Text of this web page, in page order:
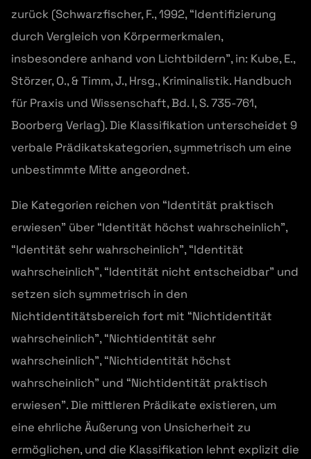
zurück (Schwarzfischer, F., 1992, “Identifizierung
durch Vergleich von Körpermerkmalen,
insbesondere anhand von Lichtbildern”, in: Kube, E.,
Störzer, O., & Timm, J., Hrsg., Kriminalistik. Handbuch
für Praxis und Wissenschaft, Bd. I, S. 735-761,
Boorberg Verlag). Die Klassifikation unterscheidet 9
verbale Prädikatskategorien, symmetrisch um eine
unbestimmte Mitte angeordnet.
Die Kategorien reichen von “Identität praktisch
erwiesen” über “Identität höchst wahrscheinlich”,
“Identität sehr wahrscheinlich”, “Identität
wahrscheinlich”, “Identität nicht entscheidbar” und
setzen sich symmetrisch in den
Nichtidentitätsbereich fort mit “Nichtidentität
wahrscheinlich”, “Nichtidentität sehr
wahrscheinlich”, “Nichtidentität höchst
wahrscheinlich” und “Nichtidentität praktisch
erwiesen”. Die mittleren Prädikate existieren, um
eine ehrliche Äußerung von Unsicherheit zu
ermöglichen, und die Klassifikation lehnt explizit die